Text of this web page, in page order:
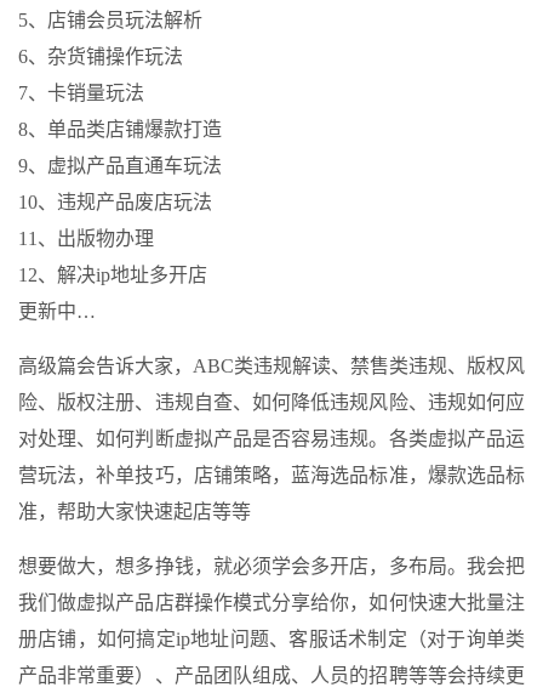
5、店铺会员玩法解析
6、杂货铺操作玩法
7、卡销量玩法
8、单品类店铺爆款打造
9、虚拟产品直通车玩法
10、违规产品废店玩法
11、出版物办理
12、解决ip地址多开店
更新中…
高级篇会告诉大家，ABC类违规解读、禁售类违规、版权风
险、版权注册、违规自查、如何降低违规风险、违规如何应
对处理、如何判断虚拟产品是否容易违规。各类虚拟产品运
营玩法，补单技巧，店铺策略，蓝海选品标准，爆款选品标
准，帮助大家快速起店等等
想要做大，想多挣钱，就必须学会多开店，多布局。我会把
我们做虚拟产品店群操作模式分享给你，如何快速大批量注
册店铺，如何搞定ip地址问题、客服话术制定（对于询单类
产品非常重要）、产品团队组成、人员的招聘等等会持续更